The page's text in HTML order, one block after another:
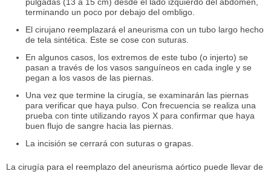
pulgadas (13 a 15 cm) desde el lado izquierdo del abdomen,
terminando un poco por debajo del ombligo.
El cirujano reemplazará el aneurisma con un tubo largo hecho
de tela sintética. Este se cose con suturas.
En algunos casos, los extremos de este tubo (o injerto) se
pasan a través de los vasos sanguíneos en cada ingle y se
pegan a los vasos de las piernas.
Una vez que termine la cirugía, se examinarán las piernas
para verificar que haya pulso. Con frecuencia se realiza una
prueba con tinte utilizando rayos X para confirmar que haya
buen flujo de sangre hacia las piernas.
La incisión se cerrará con suturas o grapas.
La cirugía para el reemplazo del aneurisma aórtico puede llevar de